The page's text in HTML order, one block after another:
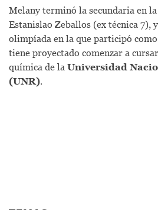
Melany terminó la secundaria en la
Estanislao Zeballos (ex técnica 7),
olimpíada en la que participó
tiene proyectado comenzar a
química de la Universidad
(UNR).